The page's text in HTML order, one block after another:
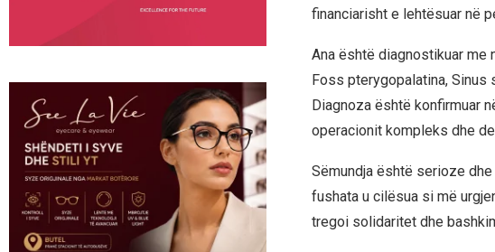
financiarisht e lehtësuar në
Ana është diagnostikuar me
Foss pterygopalatina,
Diagnoza është konfirmuar
operacionit kompleks dhe
Sëmundja është serioze
fushata u cilësua si më
tregoi solidaritet dhe